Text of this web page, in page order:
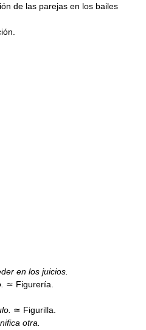
de las parejas en los bailes
en los juicios.
≃ Figurería.
≃ Figurilla.
otra.